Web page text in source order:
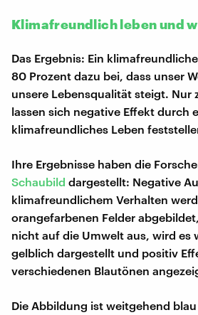
Klimafreundlich leben und
Das Ergebnis: Ein
80 Prozent dazu bei, dass unser
unsere Lebensqualität steigt. Nur
lassen sich negative Effekt durch
klimafreundliches Leben
Ihre Ergebnisse haben die
Schaubild dargestellt: Negative
klimafreundlichem Verhalten
orangefarbenen Felder
nicht auf die Umwelt aus, wird es
gelblich dargestellt und positiv
verschiedenen Blautönen
Die Abbildung ist weitgehend